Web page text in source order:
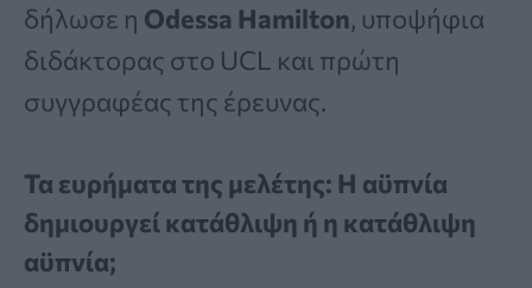
δήλωσε η Odessa Hamilton, υποψήφια
διδάκτορας στο UCL και πρώτη
συγγραφέας της έρευνας.
Τα ευρήματα της μελέτης: Η αϋπνία
δημιουργεί κατάθλιψη ή η κατάθλιψη
αϋπνία;